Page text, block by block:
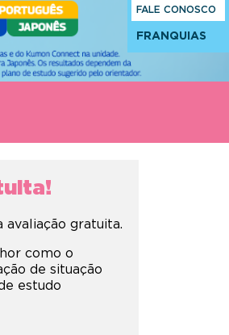
avaliação gratuita.
como o
de situação
estudo
FALE CONOSCO
FRANQUIAS